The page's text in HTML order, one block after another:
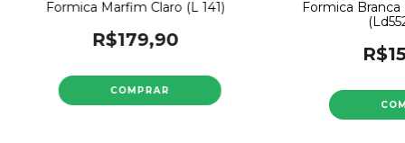
Formica Marfim Claro (L 141)
R$179,90
Formica Branca